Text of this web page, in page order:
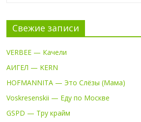
Свежие записи
VERBEE — Качели
АИГЕЛ — KERN
HOFMANNITA — Это Слёзы (Мама)
Voskresenskii — Еду по Москве
GSPD — Тру крайм